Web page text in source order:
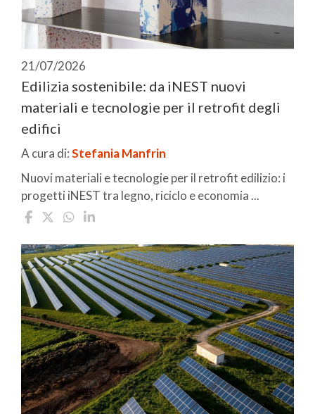
21/07/2026
Edilizia sostenibile: da iNEST nuovi
materiali e tecnologie per il retrofit degli
edifici
A cura di:Stefania Manfrin
Nuovi materiali e tecnologie per il retrofit edilizio: i
progetti iNEST tra legno, riciclo e economia ...